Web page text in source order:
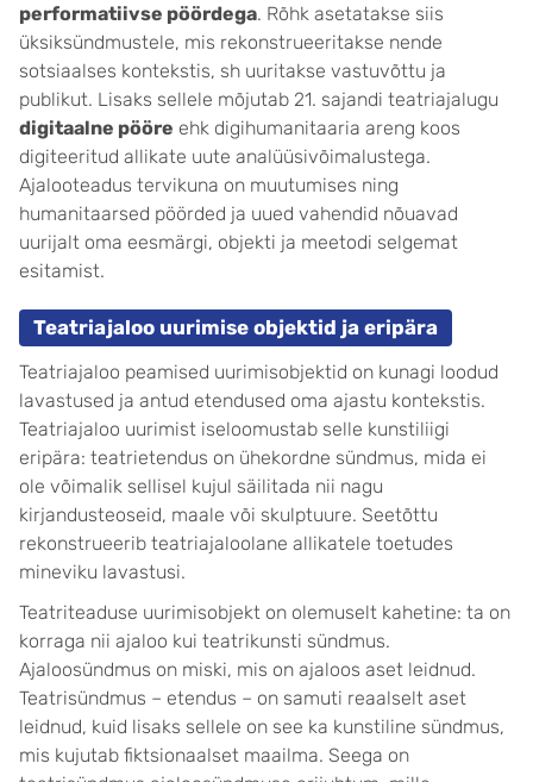
performatiivse pöördega. Rõhk asetatakse siis
üksiksündmustele, mis rekonstrueeritakse nende
sotsiaalses kontekstis, sh uuritakse vastuvõttu ja
publikut. Lisaks sellele mõjutab 21. sajandi teatriajalugu
digitaalne pööre ehk digihumanitaaria areng koos
digiteeritud allikate uute analüüsivõimalustega.
Ajalooteadus tervikuna on muutumises ning
humanitaarsed pöörded ja uued vahendid nõuavad
uurijalt oma eesmärgi, objekti ja meetodi selgemat
esitamist.
Teatriajaloo uurimise objektid ja eripära
Teatriajaloo peamised uurimisobjektid on kunagi loodud
lavastused ja antud etendused oma ajastu kontekstis.
Teatriajaloo uurimist iseloomustab selle kunstiliigi
eripära: teatrietendus on ühekordne sündmus, mida ei
ole võimalik sellisel kujul säilitada nii nagu
kirjandusteoseid, maale või skulptuure. Seetõttu
rekonstrueerib teatriajaloolane allikatele toetudes
mineviku lavastusi.
Teatriteaduse uurimisobjekt on olemuselt kahetine: ta on
korraga nii ajaloo kui teatrikunsti sündmus.
Ajaloosündmus on miski, mis on ajaloos aset leidnud.
Teatrisündmus – etendus – on samuti reaalselt aset
leidnud, kuid lisaks sellele on see ka kunstiline sündmus,
mis kujutab fiktsionaalset maailma. Seega on